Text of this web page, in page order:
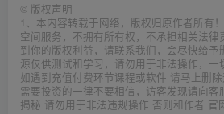
© 版权声明
1、本内容转载于网络，版权归原作者所有
空间服务，不拥有所有权，不承担相关法律
到你的版权利益，请联系我们，会尽快给予
源仅供测试和学习，请勿用于非法操作，一
如遇到充值付费环节课程或软件 请马上删
需要投资的一律不要相信，访客发现请向客
揭秘 请勿用于非法违规操作 否则和作者 官